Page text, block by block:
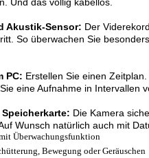
Akustik-Sensor: Der
So überwachen Sie
PC: Erstellen Sie einen
eine Aufnahme in Intervallen
Die Kamera
Wunsch natürlich auch mit
Überwachungsfunktion
Bewegung oder Geräuschen